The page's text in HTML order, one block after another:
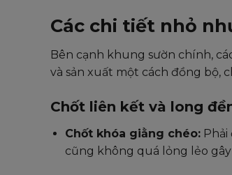
Các chi tiết nhỏ
Bên cạnh khung sườn chính,
và sản xuất một cách đồng bộ,
Chốt liên kết và long
Chốt khóa giằng chéo:Phải
cũng không quá lỏng lẻo